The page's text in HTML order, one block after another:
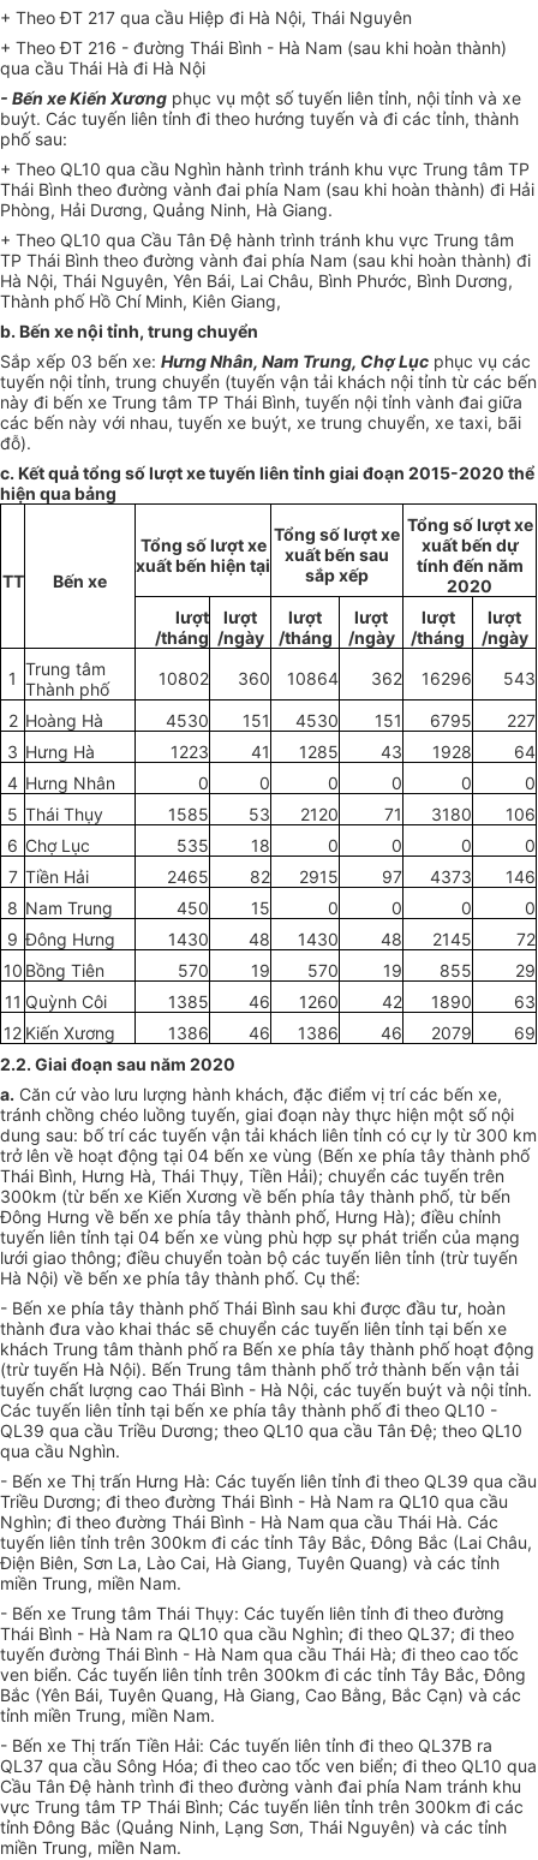
+ Theo ĐT 217 qua cầu Hiệp đi Hà Nội, Thái Nguyên
+ Theo ĐT 216 - đường Thái Bình - Hà Nam (sau khi hoàn thành)
qua cầu Thái Hà đi Hà Nội
- Bến xe Kiến Xương phục vụ một số tuyến liên tỉnh, nội tỉnh và xe
buýt. Các tuyến liên tỉnh đi theo hướng tuyến và đi các tỉnh, thành
phố sau:
+ Theo QL10 qua cầu Nghìn hành trình tránh khu vực Trung tâm TP
Thái Bình theo đường vành đai phía Nam (sau khi hoàn thành) đi Hải
Phòng, Hải Dương, Quảng Ninh, Hà Giang.
+ Theo QL10 qua Cầu Tân Đệ hành trình tránh khu vực Trung tâm
TP Thái Bình theo đường vành đai phía Nam (sau khi hoàn thành) đi
Hà Nội, Thái Nguyên, Yên Bái, Lai Châu, Bình Phước, Bình Dương,
Thành phố Hồ Chí Minh, Kiên Giang,
b. Bến xe nội tỉnh, trung chuyển
Sắp xếp 03 bến xe: Hưng Nhân, Nam Trung, Chợ Lục phục vụ các
tuyến nội tỉnh, trung chuyển (tuyến vận tải khách nội tỉnh từ các bến
này đi bến xe Trung tâm TP Thái Bình, tuyến nội tỉnh vành đai giữa
các bến này với nhau, tuyến xe buýt, xe trung chuyển, xe taxi, bãi
đỗ).
c. Kết quả tổng số lượt xe tuyến liên tỉnh giai đoạn 2015-2020 thể
hiện qua bảng
TT Bến xe
Tổng số lượt xe
xuất bến hiện tại
Tổng số lượt xe
xuất bến sau
sắp xếp
Tổng số lượt xe
xuất bến dự
tính đến năm
2020
lượt
/tháng
lượt
/ngày
lượt
/tháng
lượt
/ngày
lượt
/tháng
lượt
/ngày
1 Trung tâm
Thành phố
10802 360 10864 362 16296 543
2 Hoàng Hà 4530 151 4530 151 6795
227
3 Hưng Hà 1223 41 1285 43 1928
64
4 Hưng Nhân 0 0 0 0 0
0
5 Thái Thụy 1585 53 2120 71 3180
106
6 Chợ Lục 535 18 0 0 0
0
7 Tiền Hải 2465 82 2915 97 4373
146
8 Nam Trung 450 15 0 0 0
0
9 Đông Hưng 1430 48 1430 48 2145
72
10 Bồng Tiên 570 19 570 19 855
29
11 Quỳnh Côi 1385 46 1260 42 1890
63
12 Kiến Xương 1386 46 1386 46 2079
69
2.2. Giai đoạn sau năm 2020
a. Căn cứ vào lưu lượng hành khách, đặc điểm vị trí các bến xe,
tránh chồng chéo luồng tuyến, giai đoạn này thực hiện một số nội
dung sau: bố trí các tuyến vận tải khách liên tỉnh có cự ly từ 300 km
trở lên về hoạt động tại 04 bến xe vùng (Bến xe phía tây thành phố
Thái Bình, Hưng Hà, Thái Thụy, Tiền Hải); chuyển các tuyến trên
300km (từ bến xe Kiến Xương về bến phía tây thành phố, từ bến
Đông Hưng về bến xe phía tây thành phố, Hưng Hà); điều chỉnh
tuyến liên tỉnh tại 04 bến xe vùng phù hợp sự phát triển của mạng
lưới giao thông; điều chuyển toàn bộ các tuyến liên tỉnh (trừ tuyến
Hà Nội) về bến xe phía tây thành phố. Cụ thể:
- Bến xe phía tây thành phố Thái Bình sau khi được đầu tư, hoàn
thành đưa vào khai thác sẽ chuyển các tuyến liên tỉnh tại bến xe
khách Trung tâm thành phố ra Bến xe phía tây thành phố hoạt động
(trừ tuyến Hà Nội). Bến Trung tâm thành phố trở thành bến vận tải
tuyến chất lượng cao Thái Bình - Hà Nội, các tuyến buýt và nội tỉnh.
Các tuyến liên tỉnh tại bến xe phía tây thành phố đi theo QL10 -
QL39 qua cầu Triều Dương; theo QL10 qua cầu Tân Đệ; theo QL10
qua cầu Nghìn.
- Bến xe Thị trấn Hưng Hà: Các tuyến liên tỉnh đi theo QL39 qua cầu
Triều Dương; đi theo đường Thái Bình - Hà Nam ra QL10 qua cầu
Nghìn; đi theo đường Thái Bình - Hà Nam qua cầu Thái Hà. Các
tuyến liên tỉnh trên 300km đi các tỉnh Tây Bắc, Đông Bắc (Lai Châu,
Điện Biên, Sơn La, Lào Cai, Hà Giang, Tuyên Quang) và các tỉnh
miền Trung, miền Nam.
- Bến xe Trung tâm Thái Thụy: Các tuyến liên tỉnh đi theo đường
Thái Bình - Hà Nam ra QL10 qua cầu Nghìn; đi theo QL37; đi theo
tuyến đường Thái Bình - Hà Nam qua cầu Thái Hà; đi theo cao tốc
ven biển. Các tuyến liên tỉnh trên 300km đi các tỉnh Tây Bắc, Đông
Bắc (Yên Bái, Tuyên Quang, Hà Giang, Cao Bằng, Bắc Cạn) và các
tỉnh miền Trung, miền Nam.
- Bến xe Thị trấn Tiền Hải: Các tuyến liên tỉnh đi theo QL37B ra
QL37 qua cầu Sông Hóa; đi theo cao tốc ven biển; đi theo QL10 qua
Cầu Tân Đệ hành trình đi theo đường vành đai phía Nam tránh khu
vực Trung tâm TP Thái Bình; Các tuyến liên tỉnh trên 300km đi các
tỉnh Đông Bắc (Quảng Ninh, Lạng Sơn, Thái Nguyên) và các tỉnh
miền Trung, miền Nam.